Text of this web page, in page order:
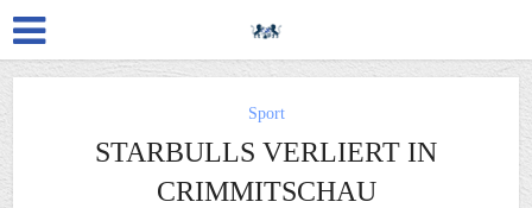
Sport
STARBULLS VERLIERT IN
CRIMMITSCHAU